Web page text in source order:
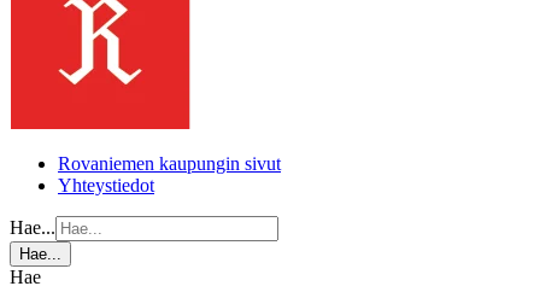
Rovaniemen kaupungin sivut
Yhteystiedot
Hae...
Hae...
Hae